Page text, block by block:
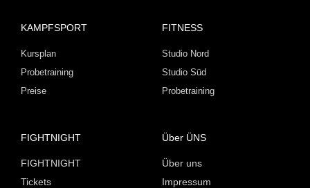
KAMPFSPORT
Kursplan
Probetraining
Preise
FITNESS
Studio Nord
Studio Süd
Probetraining
FIGHTNIGHT
FIGHTNIGHT
Tickets
Über ÜNS
Über uns
Impressum